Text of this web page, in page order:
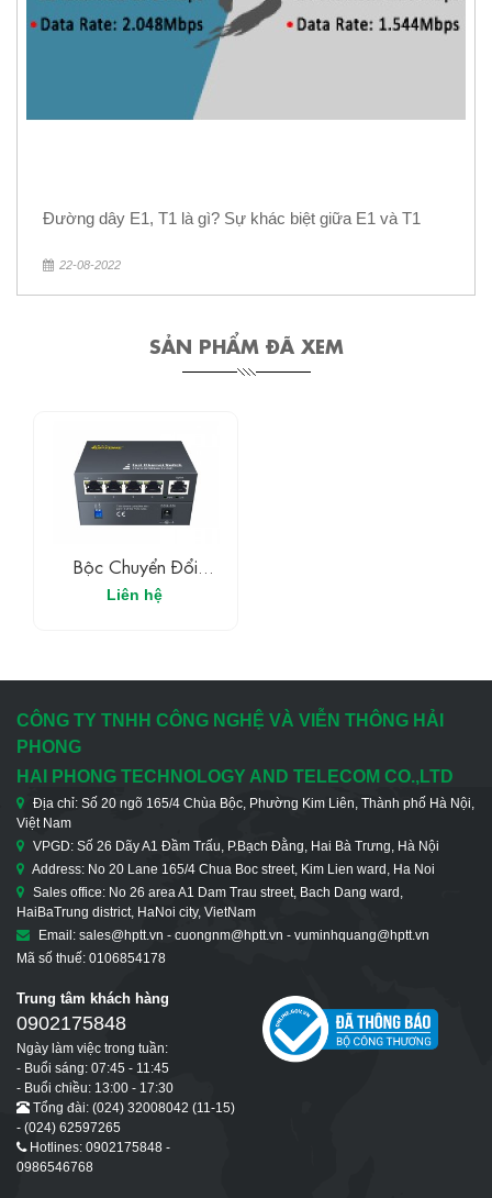
Đường dây E1, T1 là gì? Sự khác biệt giữa E1 và T1
22-08-2022
SẢN PHẨM ĐÃ XEM
Bộc Chuyển Đổi
Ethernet 5 Cổng
10/100M TX (OPT-
Liên hệ
CÔNG TY TNHH CÔNG NGHỆ VÀ VIỄN THÔNG HẢI
PHONG
HAI PHONG TECHNOLOGY AND TELECOM CO.,LTD
Địa chỉ: Số 20 ngõ 165/4 Chùa Bộc, Phường Kim Liên, Thành phố Hà Nội,
Việt Nam
VPGD: Số 26 Dãy A1 Đầm Trấu, P.Bạch Đằng, Hai Bà Trưng, Hà Nội
Address: No 20 Lane 165/4 Chua Boc street, Kim Lien ward, Ha Noi
Sales office: No 26 area A1 Dam Trau street, Bach Dang ward,
HaiBaTrung district, HaNoi city, VietNam
Email: sales@hptt.vn - cuongnm@hptt.vn - vuminhquang@hptt.vn
Mã số thuế: 0106854178
Trung tâm khách hàng
0902175848
Ngày làm việc trong tuần:
- Buổi sáng: 07:45 - 11:45
- Buổi chiều: 13:00 - 17:30
Tổng đài: (024) 32008042 (11-15)
- (024) 62597265
Hotlines: 0902175848 -
0986546768